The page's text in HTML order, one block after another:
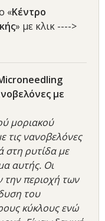
«Κέντρο
» με κλικ ---->
με
μοριακού
τις νανοβελόνες
στη ρυτίδα με
αυτής. Οι
την περιοχή των
του
κύκλους ενώ